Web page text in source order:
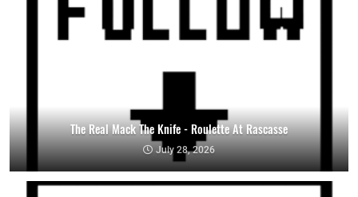
The Real Mack The Knife - Roulette At Rascasse
July 28, 2026